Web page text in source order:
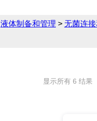
液体制备和管理 > 无菌连
显示所有 6 结果